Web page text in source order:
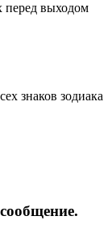
перед выходом
знаков зодиака